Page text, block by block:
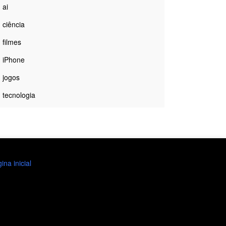
ai
ciência
filmes
iPhone
jogos
tecnologia
inicial